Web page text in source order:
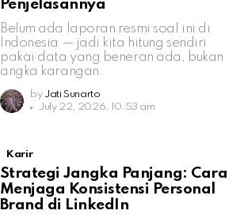
Penjelasannya
Belum ada laporan resmi soal ini di
Indonesia — jadi kita hitung sendiri
pakai data yang beneran ada, bukan
angka karangan.
by Jati Sunarto
July 22, 2026, 10:53 am
Karir
Strategi Jangka Panjang: Cara
Menjaga Konsistensi Personal
Brand di LinkedIn